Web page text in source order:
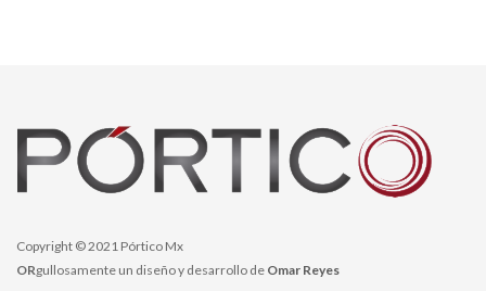
Copyright © 2021 Pórtico Mx
ORgullosamente un diseño y desarrollo de Omar Reyes